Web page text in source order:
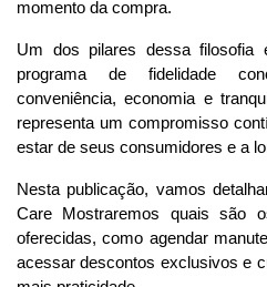
momento da compra.
Um dos pilares dessa filosofia
programa de fidelidade
conveniência, economia e
representa um compromisso
estar de seus consumidores e a
Nesta publicação, vamos
Care Mostraremos quais são
oferecidas, como agendar
acessar descontos exclusivos e